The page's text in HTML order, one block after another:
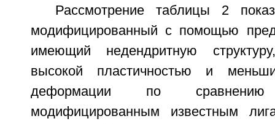
Рассмотрение таблицы 2
модифицированный с помощью
имеющий недендритную
высокой пластичностью и
деформации по
модифицированным известным